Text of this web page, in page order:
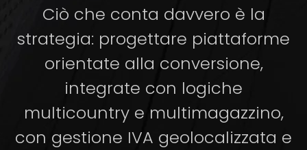
Ciò che conta davvero è la
strategia: progettare piattaforme
orientate alla conversione,
integrate con logiche
multicountry e multimagazzino,
con gestione IVA geolocalizzata e